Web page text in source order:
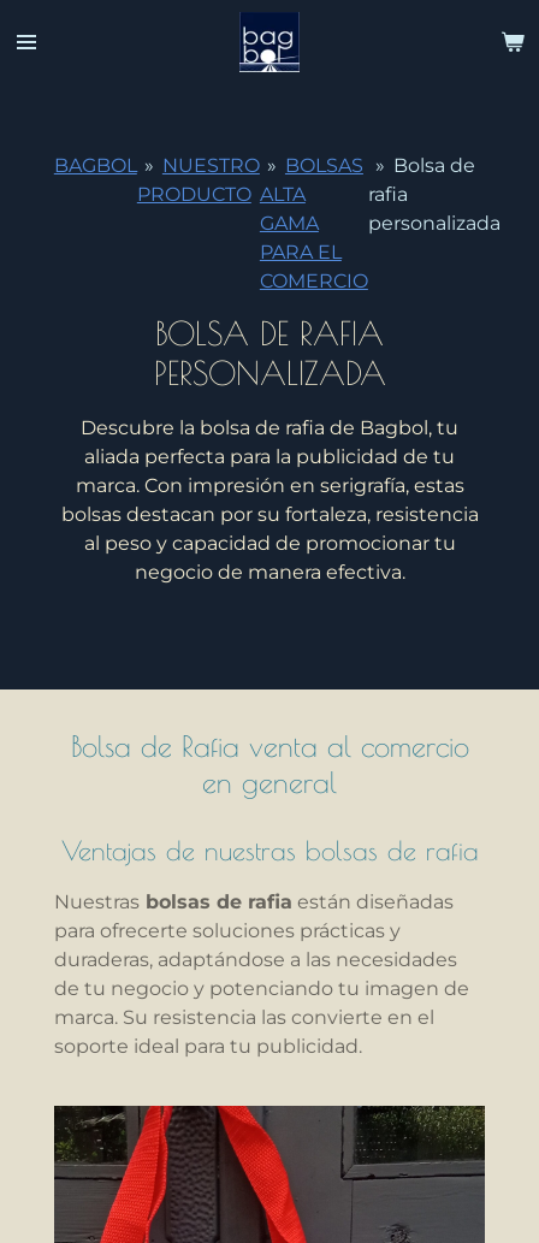
al
BAGBOL » NUESTRO
PRODUCTO
» BOLSAS
ALTA
GAMA
PARA EL
COMERCIO
» Bolsa de
rafia
personalizada
BOLSA DE RAFIA
PERSONALIZADA
Descubre la bolsa de rafia de Bagbol, tu
aliada perfecta para la publicidad de tu
marca. Con impresión en serigrafía, estas
bolsas destacan por su fortaleza, resistencia
al peso y capacidad de promocionar tu
negocio de manera efectiva.
Bolsa de Rafia venta al comercio
en general
Ventajas de nuestras bolsas de rafia
Nuestrasbolsas de rafia están diseñadas
para ofrecerte soluciones prácticas y
duraderas, adaptándose a las necesidades
de tu negocio y potenciando tu imagen de
marca. Su resistencia las convierte en el
soporte ideal para tu publicidad.